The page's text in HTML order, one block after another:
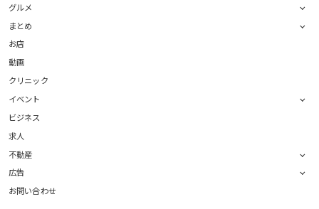
グルメ
まとめ
お店
動画
クリニック
イベント
ビジネス
求人
不動産
広告
お問い合わせ